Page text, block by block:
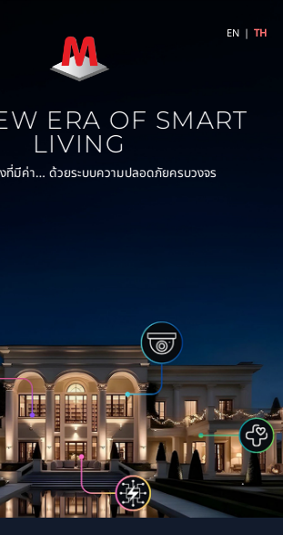
ERA OF SMART
LIVING
ที่มีค่า… ด้วยระบบความปลอดภัยครบวงจร
EN | TH